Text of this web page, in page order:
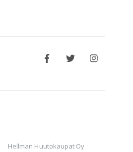
Hellman Huutokaupat Oy